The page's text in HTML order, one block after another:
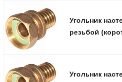
Угольник
резьбой
Угольник